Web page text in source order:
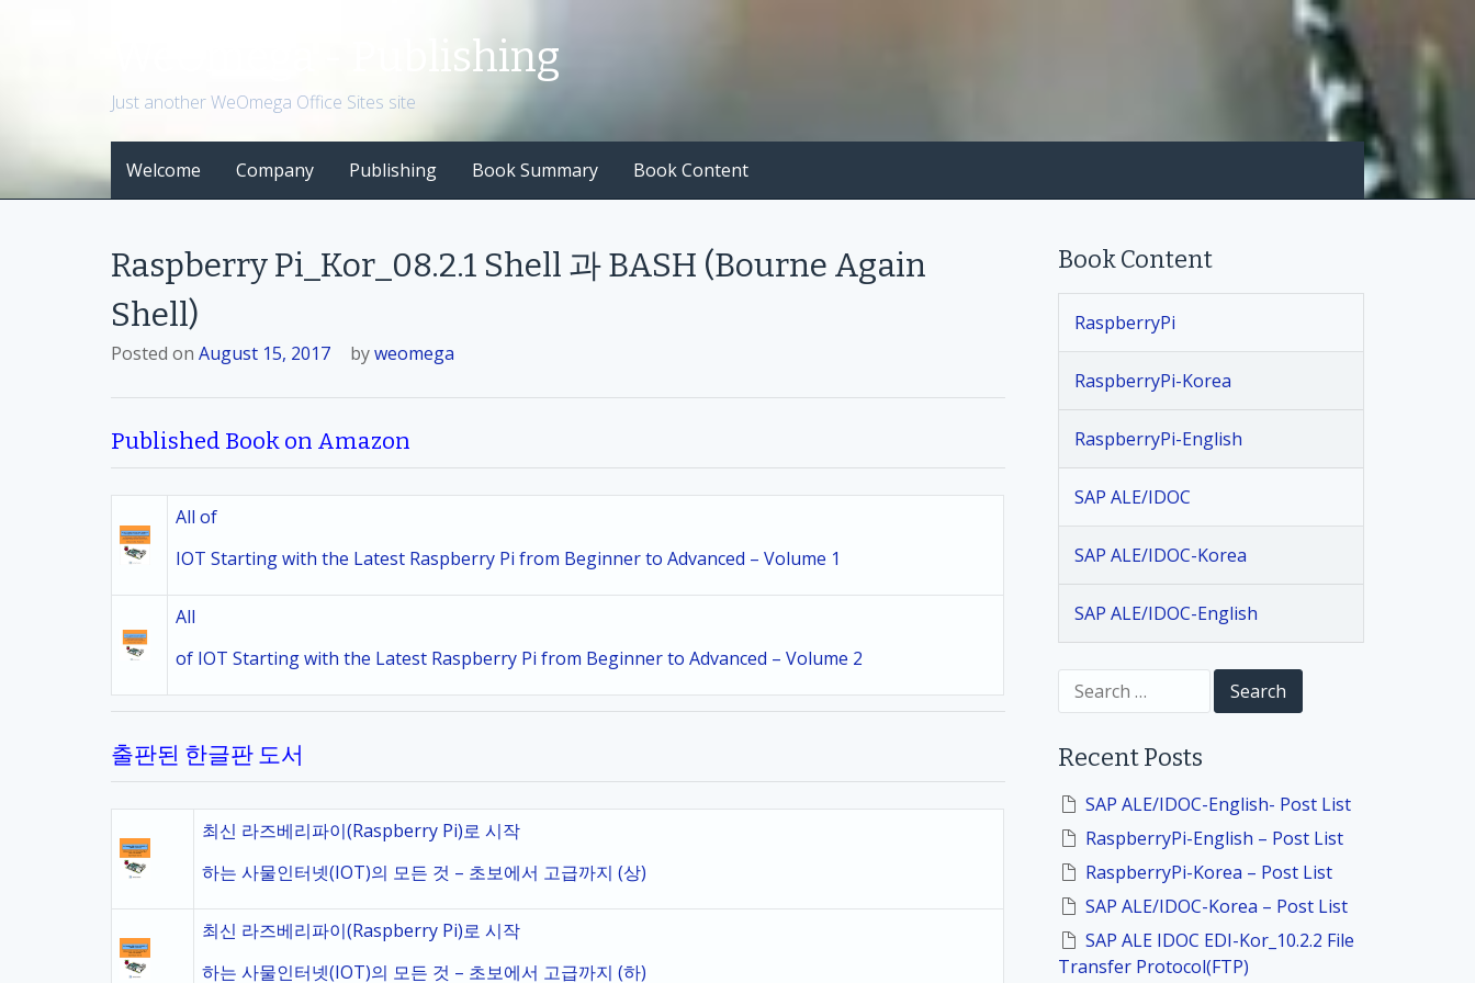
o
WeOmega - Publishing
Just another WeOmega Office Sites site
Welcome Company Publishing Book Summary Book Content
Raspberry Pi_Kor_08.2.1 Shell 과 BASH (Bourne Again
Shell)
Posted on August 15, 2017 byweomega
Published Book on Amazon
All of
IOT Starting with the Latest Raspberry Pi from Beginner to Advanced – Volume 1
All
of IOT Starting with the Latest Raspberry Pi from Beginner to Advanced – Volume 2
출판된 한글판 도서
최신 라즈베리파이(Raspberry Pi)로 시작
하는 사물인터넷(IOT)의 모든 것 – 초보에서 고급까지 (상)
최신 라즈베리파이(Raspberry Pi)로 시작
하는 사물인터넷(IOT)의 모든 것 – 초보에서 고급까지 (하)
Book Content
RaspberryPi
RaspberryPi-Korea
RaspberryPi-English
SAP ALE/IDOC
SAP ALE/IDOC-Korea
SAP ALE/IDOC-English
c
o
Recent Posts
SAP ALE/IDOC-English- Post List
RaspberryPi-English – Post List
RaspberryPi-Korea – Post List
SAP ALE/IDOC-Korea – Post List
SAP ALE IDOC EDI-Kor_10.2.2 File
Transfer Protocol(FTP)